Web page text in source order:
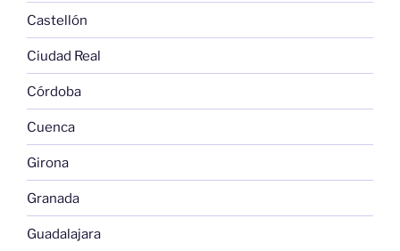
Castellón
Ciudad Real
Córdoba
Cuenca
Girona
Granada
Guadalajara